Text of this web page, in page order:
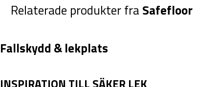
Relaterade produkter fra Safefloor
Fallskydd & lekplats
INSPIRATION TILL SÄKER LEK